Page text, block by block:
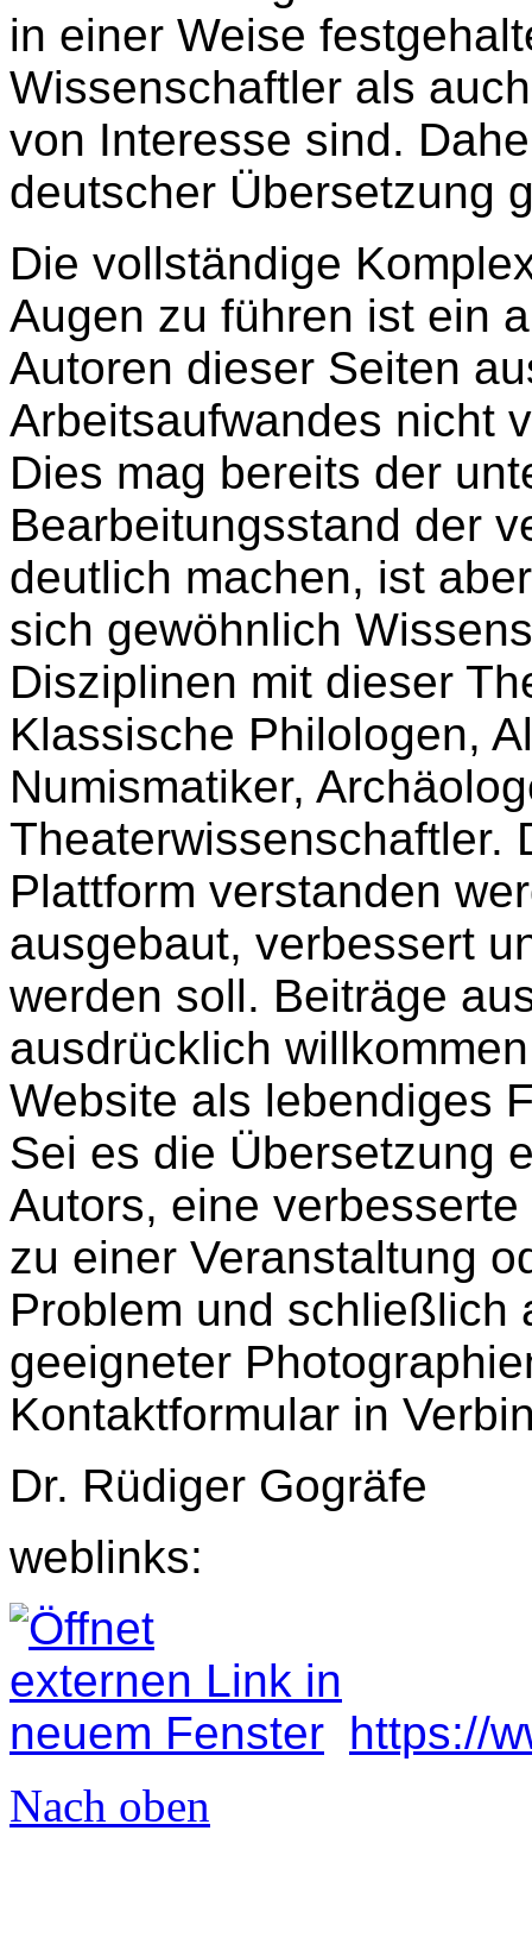
in einer Weise
Wissenschaftler als
von Interesse sind.
deutscher Übersetzung
Die vollständige
Augen zu führen ist ein
Autoren dieser Seiten
Arbeitsaufwandes nicht
Dies mag bereits der
Bearbeitungsstand der
deutlich machen, ist
sich gewöhnlich
Disziplinen mit dieser
Klassische Philologen,
Numismatiker,
Theaterwissenschaftler.
Plattform verstanden
ausgebaut, verbessert
werden soll. Beiträge
ausdrücklich
Website als lebendiges
Sei es die Übersetzung
Autors, eine
zu einer Veranstaltung
Problem und schließlich
geeigneter
Kontaktformular in
Dr. Rüdiger Gogräfe
weblinks:
https://
Nach oben